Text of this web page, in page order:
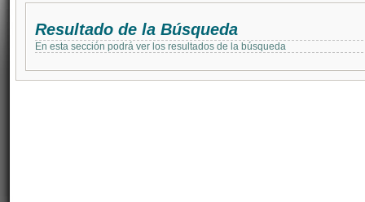
Resultado de la Búsqueda
En esta sección podrá ver los resultados de la búsqueda